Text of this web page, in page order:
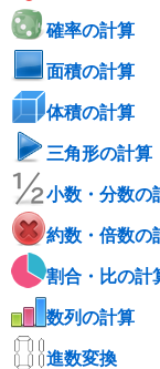
確率の計算
面積の計算
体積の計算
三角形の計算
小数・分数の
約数・倍数の
割合・比の計
数列の計算
進数変換